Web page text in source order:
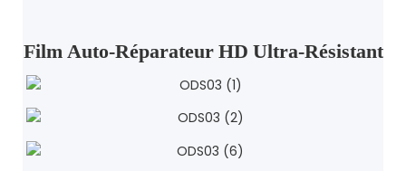
Film Auto-Réparateur HD Ultra-Résistant